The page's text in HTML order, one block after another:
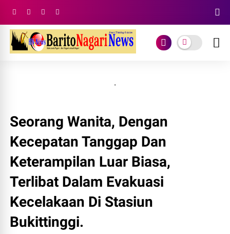
.
Seorang Wanita, Dengan
Kecepatan Tanggap Dan
Keterampilan Luar Biasa,
Terlibat Dalam Evakuasi
Kecelakaan Di Stasiun
Bukittinggi.